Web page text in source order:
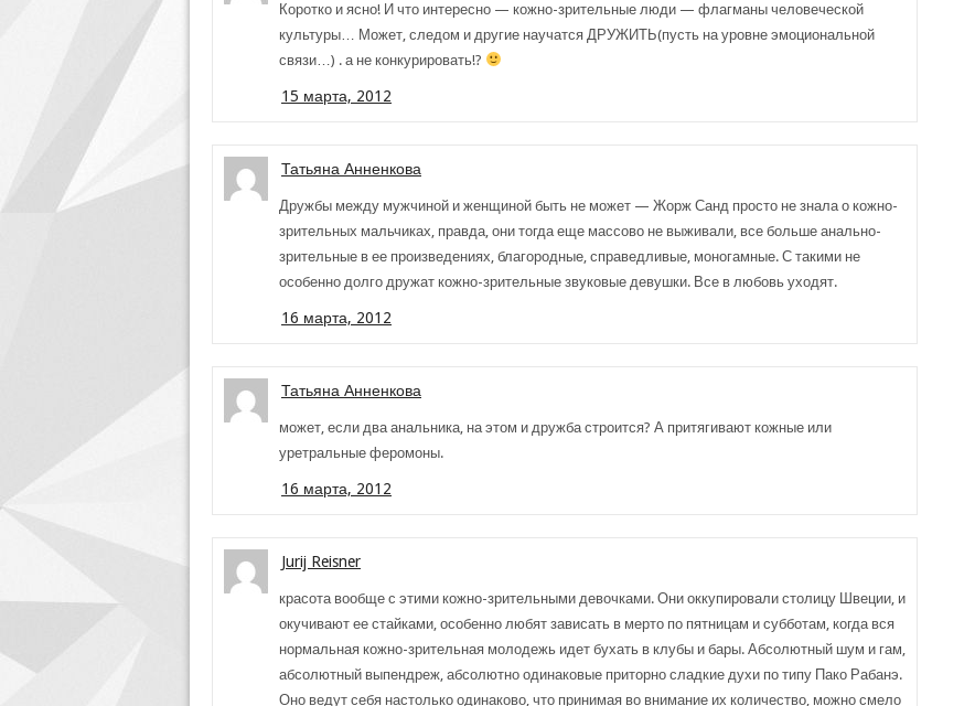
Коротко и ясно! И что интересно — кожно-зрительные люди — флагманы человеческой
культуры… Может, следом и другие научатся ДРУЖИТЬ(пусть на уровне эмоциональной
связи…) . а не конкурировать!?
15 марта, 2012
Татьяна Анненкова
Дружбы между мужчиной и женщиной быть не может — Жорж Санд просто не знала о кожно-
зрительных мальчиках, правда, они тогда еще массово не выживали, все больше анально-
зрительные в ее произведениях, благородные, справедливые, моногамные. С такими не
особенно долго дружат кожно-зрительные звуковые девушки. Все в любовь уходят.
16 марта, 2012
Татьяна Анненкова
может, если два анальника, на этом и дружба строится? А притягивают кожные или
уретральные феромоны.
16 марта, 2012
Jurij Reisner
красота вообще с этими кожно-зрительными девочками. Они оккупировали столицу Швеции, и
окучивают ее стайками, особенно любят зависать в мерто по пятницам и субботам, когда вся
нормальная кожно-зрительная молодежь идет бухать в клубы и бары. Абсолютный шум и гам,
абсолютный выпендреж, абсолютно одинаковые приторно сладкие духи по типу Пако Рабанэ.
Оно ведут себя настолько одинаково, что принимая во внимание их количество, можно смело